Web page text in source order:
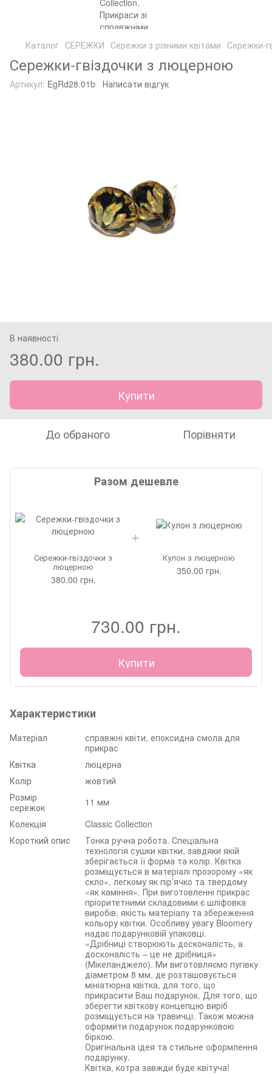
Каталог СЕРЕЖКИ Сережки з різними квітами Сережки-
Сережки-гвіздочки з люцерною
Артикул: EgRd28.01b Написати відгук
В наявності
380.00 грн.
Купити
До обраного Порівняти
Разом дешевле
Сережки-гвіздочки з
люцерною
380.00 грн.
Кулон з люцерною
350.00 грн.
730.00 грн.
Купити
Характеристики
Матеріал
справжні квіти, епоксидна смола для
прикрас
Квітка
люцерна
Колір
жовтий
Розмір
сережок
11 мм
Колекція
Classic Collection
Короткий опис
Тонка ручна робота. Спеціальна
технологія сушки квітки, завдяки якій
зберігається її форма та колір. Квітка
розміщується в матеріалі прозорому «як
скло», легкому як пір’ячко та твердому
«як каміння». При виготовленні прикрас
пріоритетними складовими є шліфовка
виробів, якість матеріалу та збереження
кольору квітки. Особливу увагу Bloomery
надає подарунковій упаковці.
«Дрібниці створюють досконалість, а
досконалість – це не дрібниця»
(Мікеланджело). Ми виготовляємо пугівку
діаметром 8 мм, де розташовується
мініатюрна квітка, для того, що
прикрасити Ваш подарунок. Для того, що
зберегти квіткову концепцію виріб
розміщується на травичці. Також можна
оформити подарунок подарунковою
біркою.
Оригінальна ідея та стильне оформлення
подарунку.
Квітка, котра завжди буде квітуча!